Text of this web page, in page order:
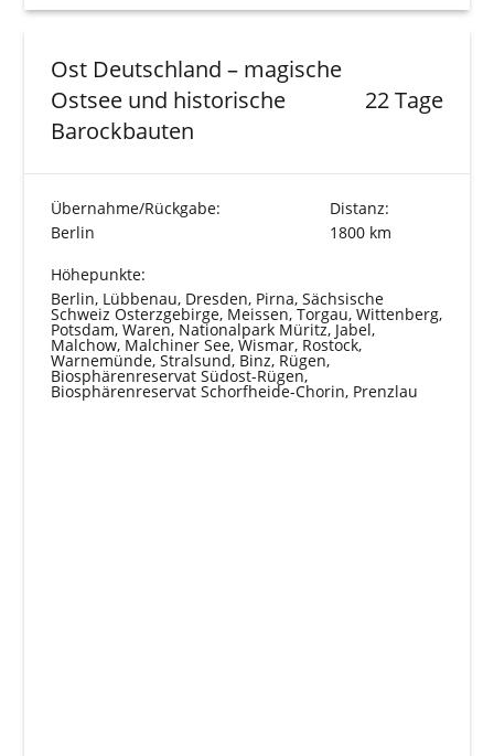
Ost Deutschland – magische
Ostsee und historische
Barockbauten
22 Tage
Übernahme/Rückgabe:
Berlin
Distanz:
1800 km
Höhepunkte:
Berlin, Lübbenau, Dresden, Pirna, Sächsische
Schweiz Osterzgebirge, Meissen, Torgau, Wittenberg,
Potsdam, Waren, Nationalpark Müritz, Jabel,
Malchow, Malchiner See, Wismar, Rostock,
Warnemünde, Stralsund, Binz, Rügen,
Biosphärenreservat Südost-Rügen,
Biosphärenreservat Schorfheide-Chorin, Prenzlau